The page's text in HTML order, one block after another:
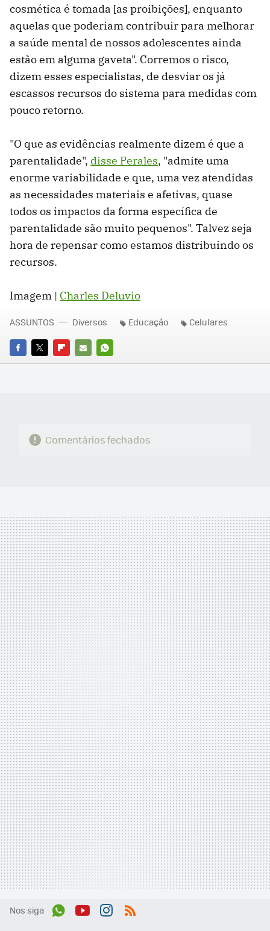
cosmética é tomada [as proibições], enquanto
aquelas que poderiam contribuir para melhorar
a saúde mental de nossos adolescentes ainda
estão em alguma gaveta". Corremos o risco,
dizem esses especialistas, de desviar os já
escassos recursos do sistema para medidas com
pouco retorno.
"O que as evidências realmente dizem é que a
parentalidade", disse Perales, "admite uma
enorme variabilidade e que, uma vez atendidas
as necessidades materiais e afetivas, quase
todos os impactos da forma específica de
parentalidade são muito pequenos". Talvez seja
hora de repensar como estamos distribuindo os
recursos.
Imagem | Charles Deluvio
FACEBOOK
TWITTERFLIPBOARD
E-
WHATSAPP
ASSUNTOS Diversos Educação Celulares
Comentários fechados
Nos siga